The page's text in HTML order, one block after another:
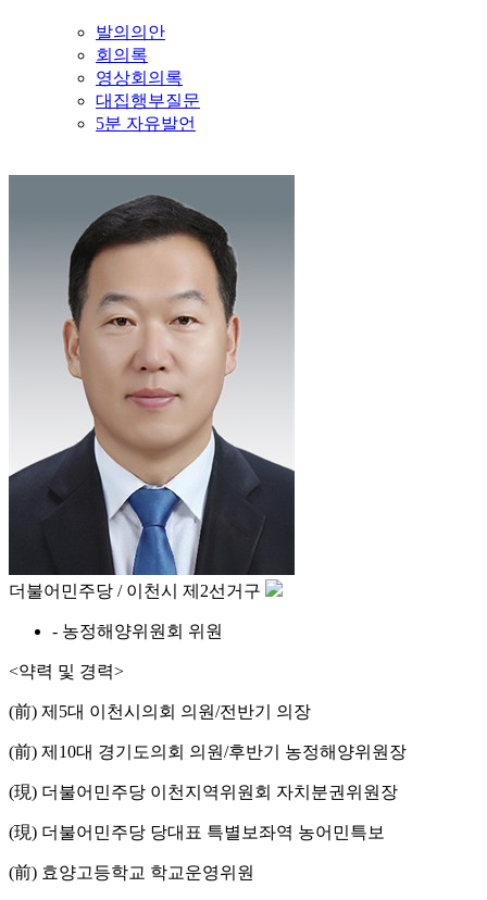
발의의안
회의록
영상회의록
대집행부질문
5분 자유발언
더불어민주당 / 이천시 제2선거구
- 농정해양위원회 위원
<약력 및 경력>
(前) 제5대 이천시의회 의원/전반기 의장
(前) 제10대 경기도의회 의원/후반기 농정해양위원장
(現) 더불어민주당 이천지역위원회 자치분권위원장
(現) 더불어민주당 당대표 특별보좌역 농어민특보
(前) 효양고등학교 학교운영위원